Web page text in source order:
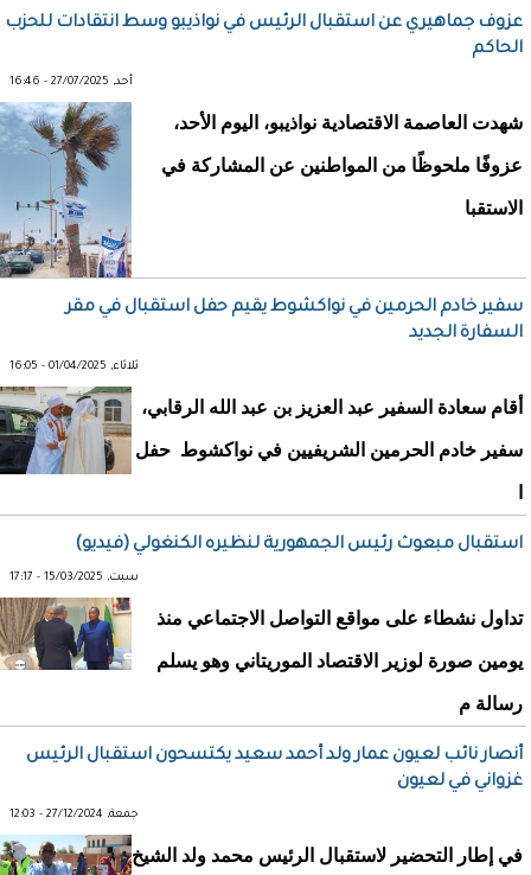
عزوف جماهيري عن استقبال الرئيس في نواذيبو وسط انتقادات للحزب
الحاكم
أحد, 27/07/2025 - 16:46
شهدت العاصمة الاقتصادية نواذيبو، اليوم الأحد،
عزوفًا ملحوظًا من المواطنين عن المشاركة في
الاستقبا
سفير خادم الحرمين في نواكشوط يقيم حفل استقبال في مقر
السفارة الجديد
ثلاثاء, 01/04/2025 - 16:05
أقام سعادة السفير عبد العزيز بن عبد الله الرقابي،
سفير خادم الحرمين الشريفيين في نواكشوط ‬⁩ حفل
استقبال مبعوث رئيس الجمهورية لنظيره الكنغولي (فيديو)
سبت, 15/03/2025 - 17:17
تداول نشطاء على مواقع التواصل الاجتماعي منذ
يومين صورة لوزير الاقتصاد الموريتاني وهو يسلم
رسالة م
أنصار نائب لعيون عمار ولد أحمد سعيد يكتسحون استقبال الرئيس
غزواني في لعيون
جمعة, 27/12/2024 - 12:03
في إطار التحضير لاستقبال الرئيس محمد ولد الشيخ